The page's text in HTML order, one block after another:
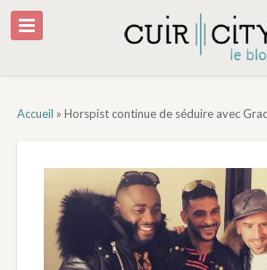
Accueil » Horspist continue de séduire avec